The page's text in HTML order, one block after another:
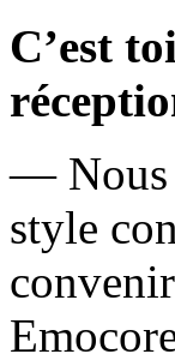
C’est
— Nous
style